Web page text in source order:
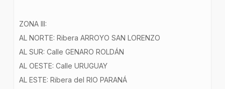
ZONA III:
AL NORTE: Ribera ARROYO SAN LORENZO
AL SUR: Calle GENARO ROLDÁN
AL OESTE: Calle URUGUAY
AL ESTE: Ribera del RIO PARANÁ